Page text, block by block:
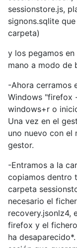
sessionstore.js,
signons.sqlite
carpeta)
y los pegamos
mano a modo de
-Ahora cerramos
Windows "firefox
windows+r o
Una vez en el
uno nuevo con el
gestor.
-Entramos a la
copiamos dentro
carpeta
necesario el
recovery.jsonlz4,
firefox y el
ha